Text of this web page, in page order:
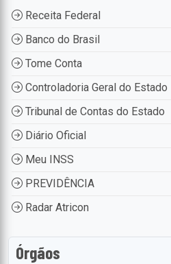
Receita Federal
Banco do Brasil
Tome Conta
Controladoria Geral do Estado
Tribunal de Contas do Estado
Diário Oficial
Meu INSS
PREVIDÊNCIA
Radar Atricon
Órgãos